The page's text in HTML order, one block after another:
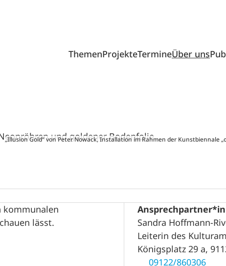
ThemenProjekteTermineÜber uns
„Illusion Gold“ von Peter Nowack, Installation im Rahmen der Kunstbiennale
kommunalen
lässt.
Ansprechpartner*in
Sandra Hoffmann-
Leiterin des
Königsplatz 29 a,
09122/860306